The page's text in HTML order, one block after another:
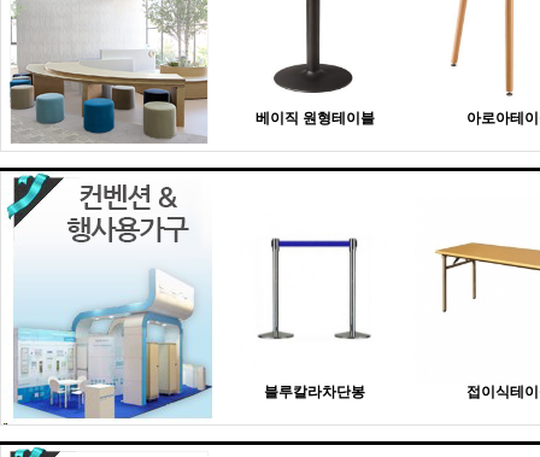
베이직 원형테이블 아로아테
블루칼라차단봉 접이식테